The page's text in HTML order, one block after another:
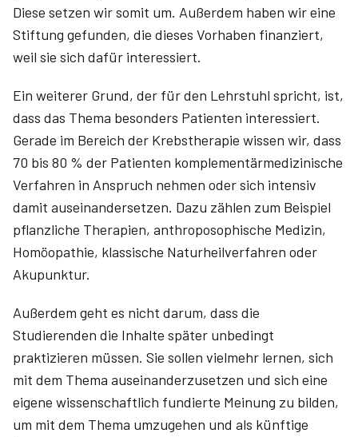
Diese setzen wir somit um. Außerdem haben wir eine
Stiftung gefunden, die dieses Vorhaben finanziert,
weil sie sich dafür interessiert.
Ein weiterer Grund, der für den Lehrstuhl spricht, ist,
dass das Thema besonders Patienten interessiert.
Gerade im Bereich der Krebstherapie wissen wir, dass
70 bis 80 % der Patienten komplementärmedizinische
Verfahren in Anspruch nehmen oder sich intensiv
damit auseinandersetzen. Dazu zählen zum Beispiel
pflanzliche Therapien, anthroposophische Medizin,
Homöo­pathie, klassische Naturheilverfahren oder
Akupunktur.
Außerdem geht es nicht darum, dass die
Studierenden die Inhalte später unbedingt
praktizieren müssen. Sie sollen vielmehr lernen, sich
mit dem Thema auseinanderzusetzen und sich eine
eigene wissenschaftlich fundierte Meinung zu bilden,
um mit dem Thema umzugehen und als künftige